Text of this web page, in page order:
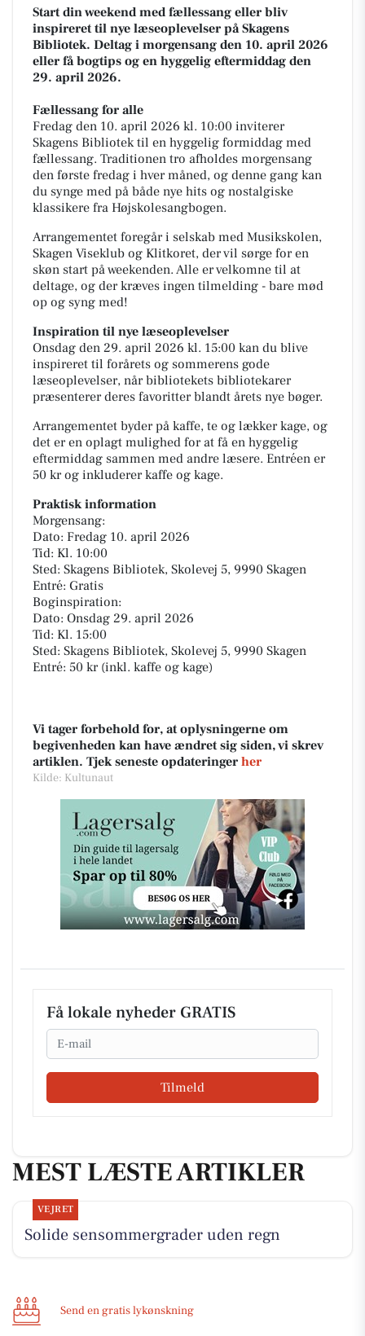
Start din weekend med fællessang eller bliv
inspireret til nye læseoplevelser på Skagens
Bibliotek. Deltag i morgensang den 10. april 2026
eller få bogtips og en hyggelig eftermiddag den
29. april 2026.
Fællessang for alle
Fredag den 10. april 2026 kl. 10:00 inviterer
Skagens Bibliotek til en hyggelig formiddag med
fællessang. Traditionen tro afholdes morgensang
den første fredag i hver måned, og denne gang kan
du synge med på både nye hits og nostalgiske
klassikere fra Højskolesangbogen.
Arrangementet foregår i selskab med Musikskolen,
Skagen Viseklub og Klitkoret, der vil sørge for en
skøn start på weekenden. Alle er velkomne til at
deltage, og der kræves ingen tilmelding - bare mød
op og syng med!
Inspiration til nye læseoplevelser
Onsdag den 29. april 2026 kl. 15:00 kan du blive
inspireret til forårets og sommerens gode
læseoplevelser, når bibliotekets bibliotekarer
præsenterer deres favoritter blandt årets nye bøger.
Arrangementet byder på kaffe, te og lækker kage, og
det er en oplagt mulighed for at få en hyggelig
eftermiddag sammen med andre læsere. Entréen er
50 kr og inkluderer kaffe og kage.
Praktisk information
Morgensang:
Dato: Fredag 10. april 2026
Tid: Kl. 10:00
Sted: Skagens Bibliotek, Skolevej 5, 9990 Skagen
Entré: Gratis
Boginspiration:
Dato: Onsdag 29. april 2026
Tid: Kl. 15:00
Sted: Skagens Bibliotek, Skolevej 5, 9990 Skagen
Entré: 50 kr (inkl. kaffe og kage)
Vi tager forbehold for, at oplysningerne om
begivenheden kan have ændret sig siden, vi skrev
artiklen. Tjek seneste opdateringer her
Kilde: Kultunaut
Få lokale nyheder GRATIS
Email
Tilmeld
MEST LÆSTE ARTIKLER
VEJRET
Solide sensommergrader uden regn
Send en gratis lykønskning